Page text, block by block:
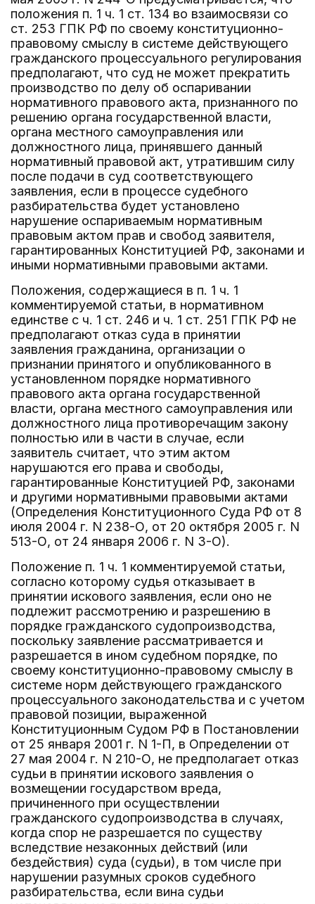
положения п. 1 ч. 1 ст. 134 во взаимосвязи со
ст. 253 ГПК РФ по своему конституционно-
правовому смыслу в системе действующего
гражданского процессуального регулирования
предполагают, что суд не может прекратить
производство по делу об оспаривании
нормативного правового акта, признанного по
решению органа государственной власти,
органа местного самоуправления или
должностного лица, принявшего данный
нормативный правовой акт, утратившим силу
после подачи в суд соответствующего
заявления, если в процессе судебного
разбирательства будет установлено
нарушение оспариваемым нормативным
правовым актом прав и свобод заявителя,
гарантированных Конституцией РФ, законами и
иными нормативными правовыми актами.
Положения, содержащиеся в п. 1 ч. 1
комментируемой статьи, в нормативном
единстве с ч. 1 ст. 246 и ч. 1 ст. 251 ГПК РФ не
предполагают отказ суда в принятии
заявления гражданина, организации о
признании принятого и опубликованного в
установленном порядке нормативного
правового акта органа государственной
власти, органа местного самоуправления или
должностного лица противоречащим закону
полностью или в части в случае, если
заявитель считает, что этим актом
нарушаются его права и свободы,
гарантированные Конституцией РФ, законами
и другими нормативными правовыми актами
(Определения Конституционного Суда РФ от 8
июля 2004 г. N 238-О, от 20 октября 2005 г. N
513-О, от 24 января 2006 г. N 3-О).
Положение п. 1 ч. 1 комментируемой статьи,
согласно которому судья отказывает в
принятии искового заявления, если оно не
подлежит рассмотрению и разрешению в
порядке гражданского судопроизводства,
поскольку заявление рассматривается и
разрешается в ином судебном порядке, по
своему конституционно-правовому смыслу в
системе норм действующего гражданского
процессуального законодательства и с учетом
правовой позиции, выраженной
Конституционным Судом РФ в Постановлении
от 25 января 2001 г. N 1-П, в Определении от
27 мая 2004 г. N 210-О, не предполагает отказ
судьи в принятии искового заявления о
возмещении государством вреда,
причиненного при осуществлении
гражданского судопроизводства в случаях,
когда спор не разрешается по существу
вследствие незаконных действий (или
бездействия) суда (судьи), в том числе при
нарушении разумных сроков судебного
разбирательства, если вина судьи